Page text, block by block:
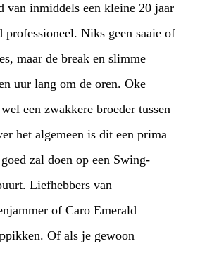
van inmiddels een kleine 20 jaar
Niks geen saaie of
maar de break en slimme
uur lang om de oren. Oke
een zwakkere broeder tussen
het algemeen is dit een prima
zal doen op een Swing-
Liefhebbers van
of Caro Emerald
Of als je gewoon